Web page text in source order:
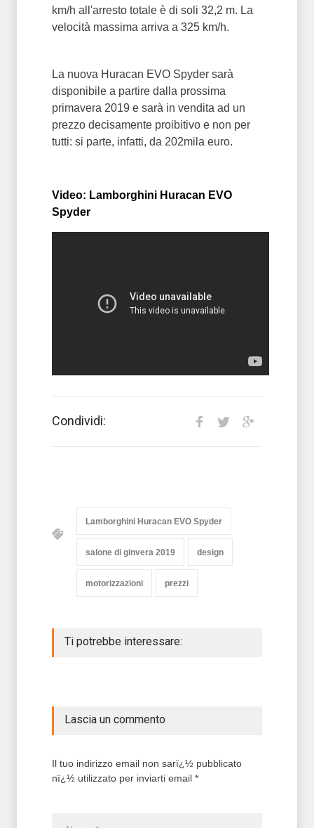
km/h all'arresto totale è di soli 32,2 m. La
velocità massima arriva a 325 km/h.
La nuova Huracan EVO Spyder sarà
disponibile a partire dalla prossima
primavera 2019 e sarà in vendita ad un
prezzo decisamente proibitivo e non per
tutti: si parte, infatti, da 202mila euro.
Video: Lamborghini Huracan EVO
Spyder
Condividi:
Lamborghini Huracan EVO Spyder
salone di ginvera 2019 design
motorizzazioni prezzi
Ti potrebbe interessare:
Lascia un commento
Il tuo indirizzo email non sarï¿½ pubblicato
nï¿½ utilizzato per inviarti email *